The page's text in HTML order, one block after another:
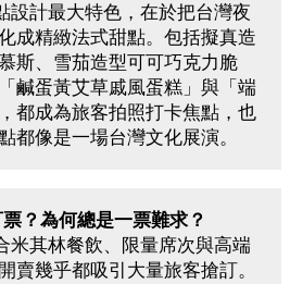
設計最大特色，在於把台灣夜
成精緻法式甜點。包括擬真造
斯、雪茄造型可可巧克力脆
鹹蛋黃艾草戚風蛋糕」與「端
都成為旅客拍照打卡焦點，也
都像是一場台灣文化展演。
？為何總是一票難求？
米其林餐飲、限量席次與高端
賣幾乎都吸引大量旅客搶訂。